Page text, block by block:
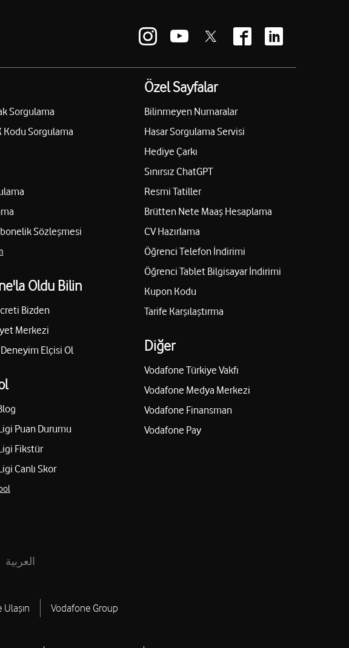
Sorgulama
Kodu Sorgulama
Sözleşmesi
Oldu Bilin
Bizden
Merkezi
Elçisi Ol
Puan Durumu
Fikstür
Canlı Skor
Özel Sayfalar
Bilinmeyen Numaralar
Hasar Sorgulama Servisi
Hediye Çarkı
Sınırsız ChatGPT
Resmi Tatiller
Brütten Nete Maaş Hesaplama
CV Hazırlama
Öğrenci Telefon İndirimi
Öğrenci Tablet Bilgisayar İndirimi
Kupon Kodu
Tarife Karşılaştırma
Diğer
Vodafone Türkiye Vakfı
Vodafone Medya Merkezi
Vodafone Finansman
Vodafone Pay
العربية
Ulaşın Vodafone Group